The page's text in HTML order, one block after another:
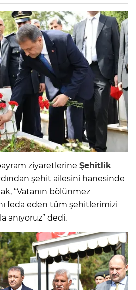
ziyaretlerine Şehitlik
şehit ailesini hanesinde
“Vatanın bölünmez
feda eden tüm şehitlerimizi
anıyoruz” dedi.